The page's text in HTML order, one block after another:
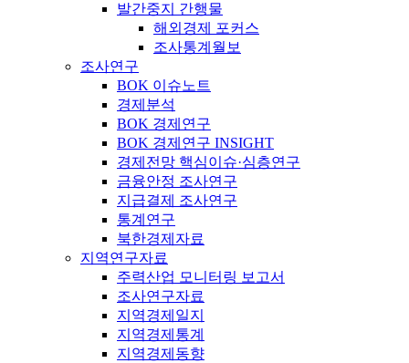
발간중지 간행물
해외경제 포커스
조사통계월보
조사연구
BOK 이슈노트
경제분석
BOK 경제연구
BOK 경제연구 INSIGHT
경제전망 핵심이슈·심층연구
금융안정 조사연구
지급결제 조사연구
통계연구
북한경제자료
지역연구자료
주력산업 모니터링 보고서
조사연구자료
지역경제일지
지역경제통계
지역경제동향